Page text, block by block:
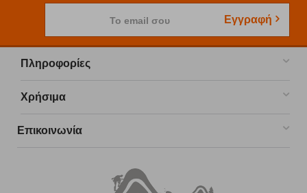
Το email σου Εγγραφή
Πληροφορίες
Χρήσιμα
Επικοινωνία